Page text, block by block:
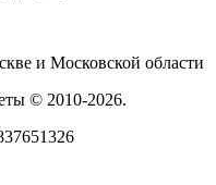
и Московской области
© 2010-2026.